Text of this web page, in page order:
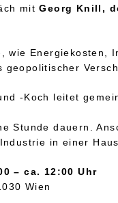
mit Georg Knill,
wie Energiekosten,
-Koch leitet
Stunde dauern.
in einer
– ca. 12:00 Uhr
Wien